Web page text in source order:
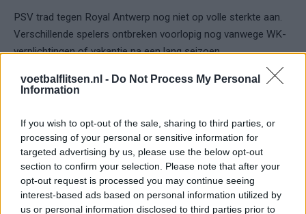
voetbalflitsen.nl - Do Not Process My Personal
Information
If you wish to opt-out of the sale, sharing to third parties, or
processing of your personal or sensitive information for
targeted advertising by us, please use the below opt-out
section to confirm your selection. Please note that after your
opt-out request is processed you may continue seeing
interest-based ads based on personal information utilized by
us or personal information disclosed to third parties prior to
PSV trad tegen Royal Antwerp nog niet op volle sterkte aan.
Verschillende spelers ontbreken voorlopig nog vanwege WK-
verplichtingen of vakantie na een lang seizoen.
Ricardo Pepi en Sergiño Dest zijn nog actief op het WK.
hebben nog rust gekregen voordat zij aansluiten bij de groep.
Ook Ruben van Bommel was nog niet inzetbaar. Zijn rentree
wordt waarschijnlijk pas volgende week of de week daarna
verwacht. Voor Mauro Júnior geldt hetzelfde. Hij sloot het